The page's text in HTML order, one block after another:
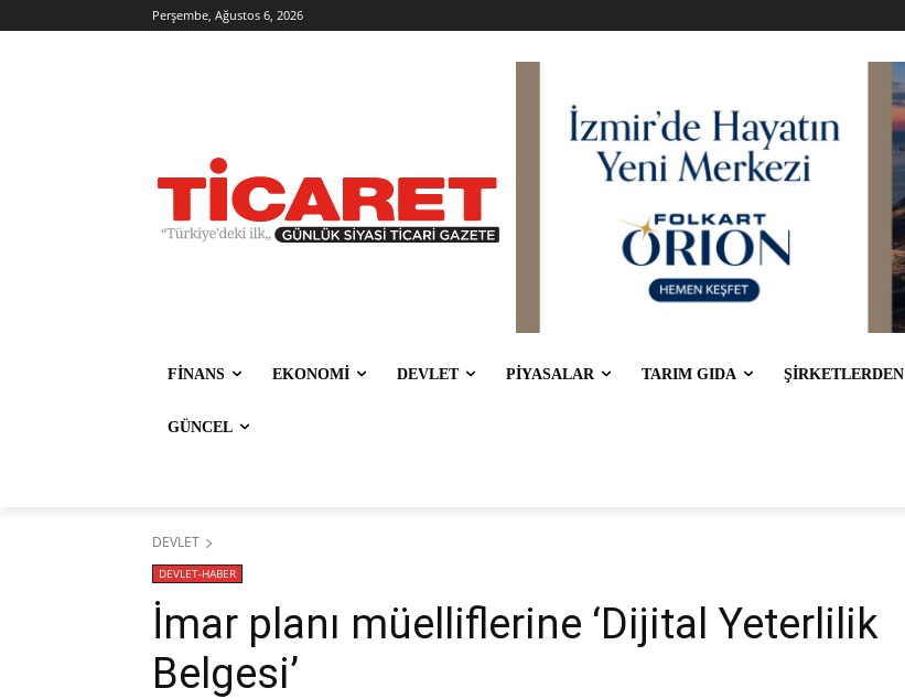
Perşembe, Ağustos 6, 2026
FİNANS EKONOMİ DEVLET PİYASALAR TARIM GIDA ŞİRKETLERDEN
GÜNCEL
DEVLET
DEVLET-HABER
İmar planı müelliflerine ‘Dijital Yeterlilik
Belgesi’